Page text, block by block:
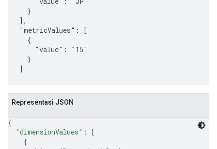
  }
],
"metricValues": [
  {
    "value": "15"
  }
Representasi JSON
{
"dimensionValues" :
[
{